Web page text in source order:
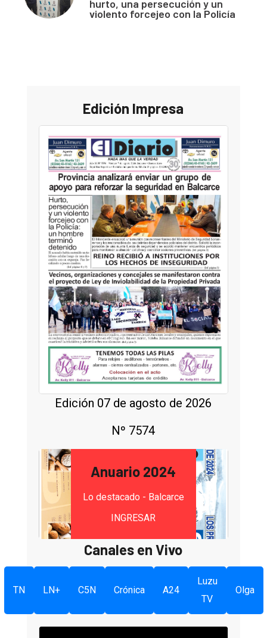
hurto, una persecución y un
violento forcejeo con la Policía
Edición Impresa
Edición 07 de agosto de 2026
Nº 7574
Anuario 2024
Lo destacado - Balcarce
INGRESAR
Canales en Vivo
TN LN+ C5N Crónica A24
Luzu
TV
Olga